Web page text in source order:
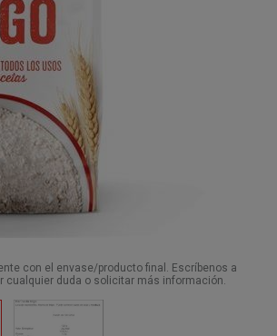
con el envase/producto final. Escríbenos a
cualquier duda o solicitar más información.